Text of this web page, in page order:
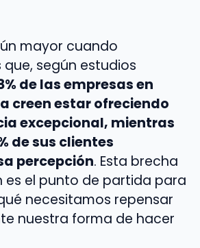
mayor cuando
según estudios
de las empresas en
creen estar ofreciendo
excepcional, mientras
de sus clientes
percepción. Esta brecha
es el punto de partida para
necesitamos repensar
nuestra forma de hacer